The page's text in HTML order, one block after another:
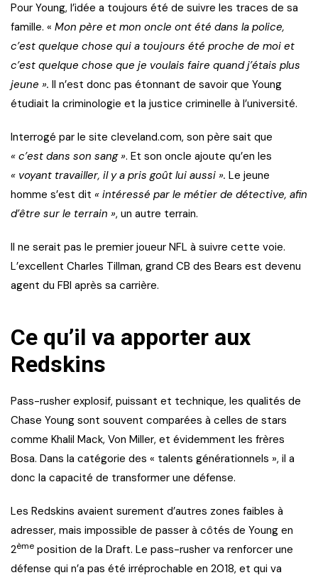
Pour Young, l’idée a toujours été de suivre les traces de sa
famille. « Mon père et mon oncle ont été dans la police,
c’est quelque chose qui a toujours été proche de moi et
c’est quelque chose que je voulais faire quand j’étais plus
jeune ». Il n’est donc pas étonnant de savoir que Young
étudiait la criminologie et la justice criminelle à l’université.
Interrogé par le site cleveland.com, son père sait que
« c’est dans son sang ». Et son oncle ajoute qu’en les
« voyant travailler, il y a pris goût lui aussi ». Le jeune
homme s’est dit « intéressé par le métier de détective, afin
d’être sur le terrain », un autre terrain.
Il ne serait pas le premier joueur NFL à suivre cette voie.
L’excellent Charles Tillman, grand CB des Bears est devenu
agent du FBI après sa carrière.
Ce qu’il va apporter aux
Redskins
Pass-rusher explosif, puissant et technique, les qualités de
Chase Young sont souvent comparées à celles de stars
comme Khalil Mack, Von Miller, et évidemment les frères
Bosa. Dans la catégorie des « talents générationnels », il a
donc la capacité de transformer une défense.
Les Redskins avaient surement d’autres zones faibles à
adresser, mais impossible de passer à côtés de Young en
2ème position de la Draft. Le pass-rusher va renforcer une
défense qui n’a pas été irréprochable en 2018, et qui va